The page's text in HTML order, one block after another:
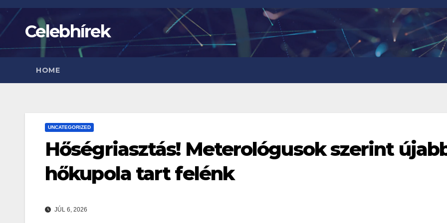
Skip
content Celebhírek
HOME
UNCATEGORIZED
Hőségriasztás! Meterológusok szerint
hőkupola tart felénk
JÚL 6, 2026